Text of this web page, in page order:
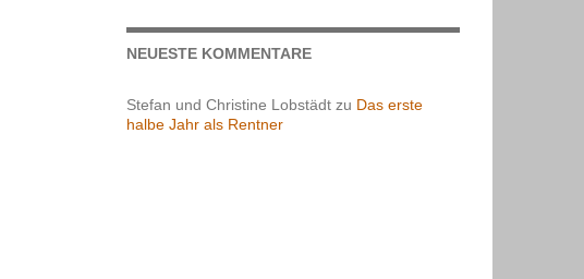
NEUESTE KOMMENTARE
Stefan und Christine Lobstädt zu Das erste
halbe Jahr als Rentner